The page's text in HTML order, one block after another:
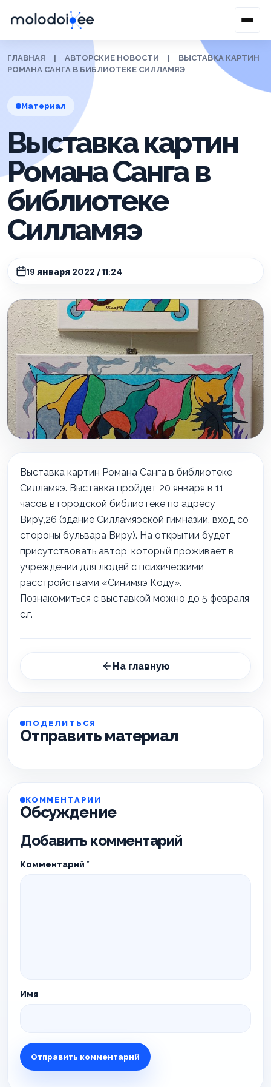
ГЛАВНАЯ АВТОРСКИЕ НОВОСТИ
ВЫСТАВКА КАРТИН
РОМАНА САНГА В БИБЛИОТЕКЕ СИЛЛАМЯЭ
Материал
Выставка картин
Романа Санга в
библиотеке
Силламяэ
19 января 2022 / 11:24
Выставка картин Романа Санга в библиотеке
Силламяэ. Выставка пройдет 20 января в 11
часов в городской библиотеке по адресу
Виру,26 (здание Силламяэской гимназии, вход со
стороны бульвара Виру). На открытии будет
присутствовать автор, который проживает в
учреждении для людей с психическими
расстройствами «Синимяэ Коду».
Познакомиться с выставкой можно до 5 февраля
с.г.
На главную
ПОДЕЛИТЬСЯ
Отправить материал
КОММЕНТАРИИ
Обсуждение
Добавить комментарий
Комментарий *
Имя